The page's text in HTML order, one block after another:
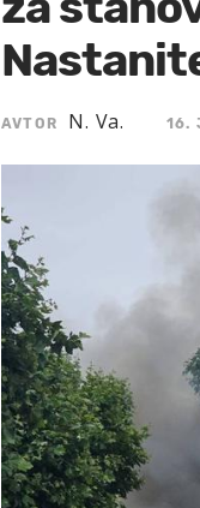
AVTOR N. Va. 16.